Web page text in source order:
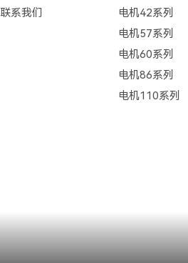
联系我们
电机42系列
电机57系列
电机60系列
电机86系列
电机110系列